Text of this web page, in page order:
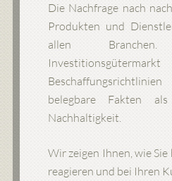
Die Nachfrage nach
Produkten und
allen
belegbare Fakten
Nachhaltigkeit.
Wir zeigen Ihnen, wie
reagieren und bei Ihren